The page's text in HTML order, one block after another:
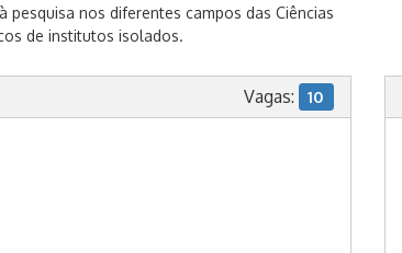
nos diferentes campos das Ciências
de institutos isolados.
Vagas: 10